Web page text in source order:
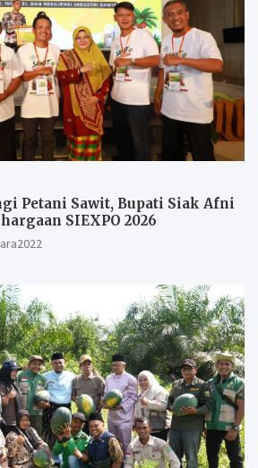
Petani Sawit, Bupati Siak Afni
SIEXPO 2026